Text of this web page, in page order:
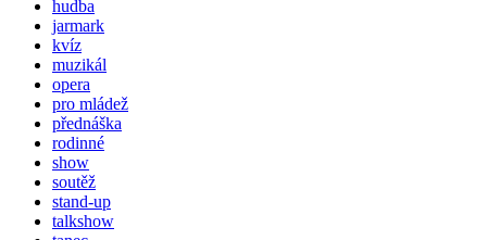
hudba
jarmark
kvíz
muzikál
opera
pro mládež
přednáška
rodinné
show
soutěž
stand-up
talkshow